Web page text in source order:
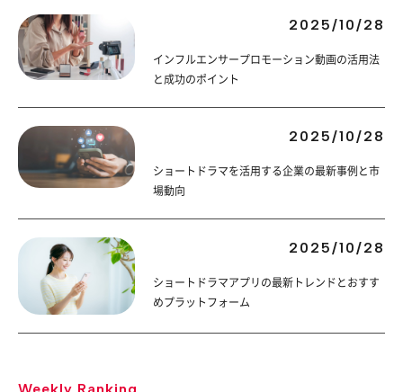
2025/10/28
インフルエンサープロモーション動画の活用法
と成功のポイント
2025/10/28
ショートドラマを活用する企業の最新事例と市
場動向
2025/10/28
ショートドラマアプリの最新トレンドとおすす
めプラットフォーム